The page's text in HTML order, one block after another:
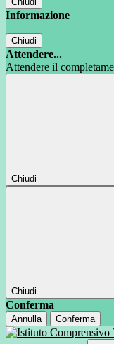
Informazione
Chiudi
Attendere...
Attendere il
Chiudi
Chiudi
Conferma
Annulla Conferma